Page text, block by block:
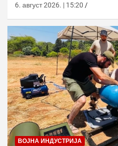
6. август 2026. | 15:20
ВОЈНА ИНДУСТРИЈА